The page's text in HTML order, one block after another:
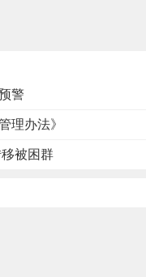
警
理办法》
被困群